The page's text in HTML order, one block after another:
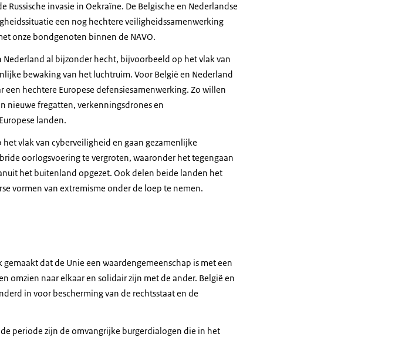
invasie in Oekraïne. De Belgische en Nederlandse
een nog hechtere veiligheidssamenwerking
onze bondgenoten binnen de NAVO.
Nederland al bijzonder hecht, bijvoorbeeld op het vlak van
bewaking van het luchtruim. Voor België en Nederland
hechtere Europese defensiesamenwerking. Zo willen
nieuwe fregatten, verkenningsdrones en
landen.
vlak van cyberveiligheid en gaan gezamenlijke
oorlogsvoering te vergroten, waaronder het tegengaan
het buitenland opgezet. Ook delen beide landen het
vormen van extremisme onder de loep te nemen.
dat de Unie een waardengemeenschap is met een
omzien naar elkaar en solidair zijn met de ander. België en
in voor bescherming van de rechtsstaat en de
periode zijn de omvangrijke burgerdialogen die in het